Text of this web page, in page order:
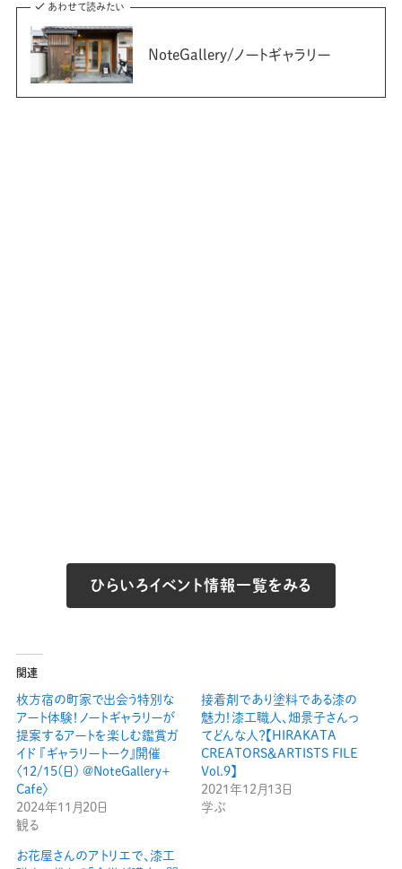
あわせて読みたい
NoteGallery/ノートギャラリー
ひらいろイベント情報一覧をみる
関連
枚方宿の町家で出会う特別な
アート体験！ノートギャラリーが
提案するアートを楽しむ鑑賞ガ
イド 『ギャラリートーク』開催
〈12/15(日) @NoteGallery＋
Cafe〉
2024年11月20日
観る
接着剤であり塗料である漆の
魅力！漆工職人、畑景子さんっ
てどんな人？【HIRAKATA
CREATORS＆ARTISTS FILE
Vol.9】
2021年12月13日
学ぶ
お花屋さんのアトリエで、漆工